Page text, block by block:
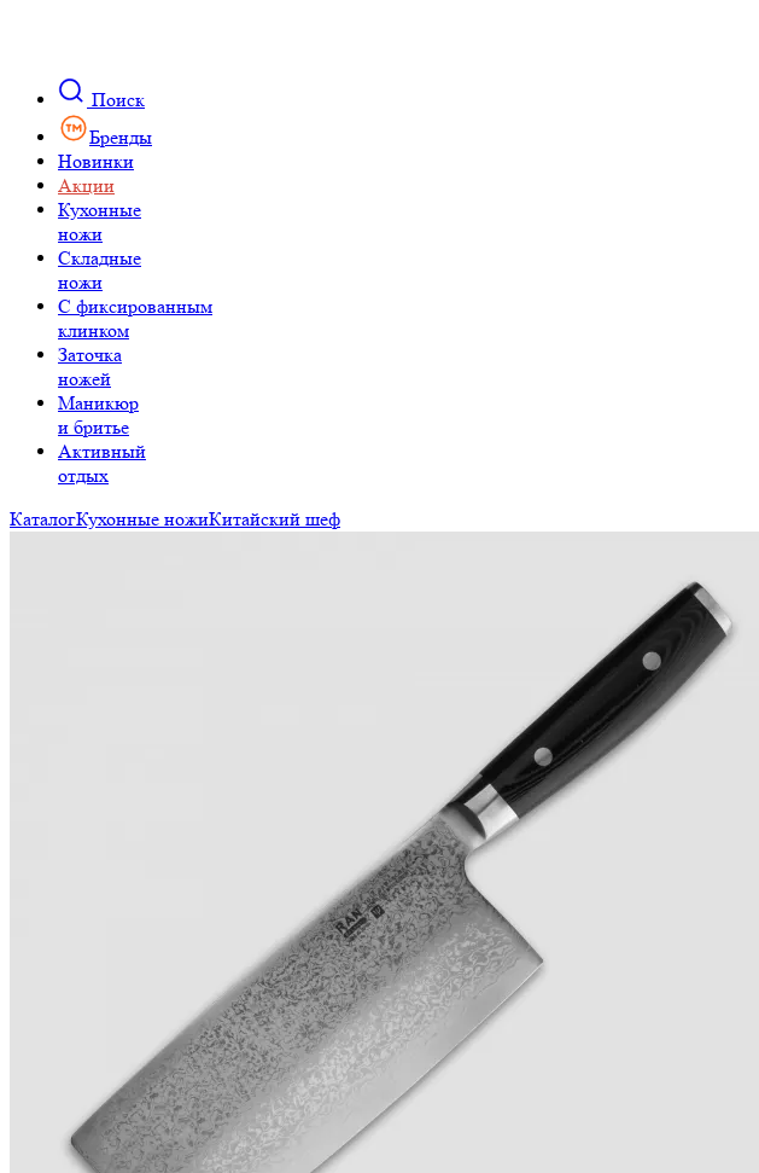
Поиск
Бренды
Новинки
Акции
Кухонные
ножи
Складные
ножи
C фиксированным
клинком
Заточка
ножей
Маникюр
и бритье
Активный
отдых
КаталогКухонные ножиКитайский шеф